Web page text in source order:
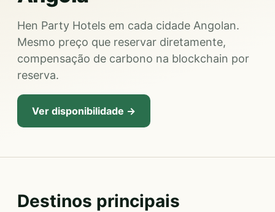
Hen Party Hotels em cada cidade Angolan.
Mesmo preço que reservar diretamente,
compensação de carbono na blockchain por
reserva.
Ver disponibilidade →
Destinos principais